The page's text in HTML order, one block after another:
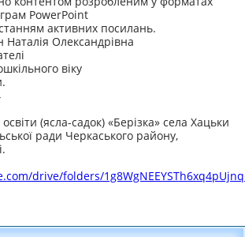
PowerPoint
активних посилань.
Наталія Олександрівна
віку
(ясла-садок) «Берізка» села Хацьки
ради Черкаського району,
drive/folders/